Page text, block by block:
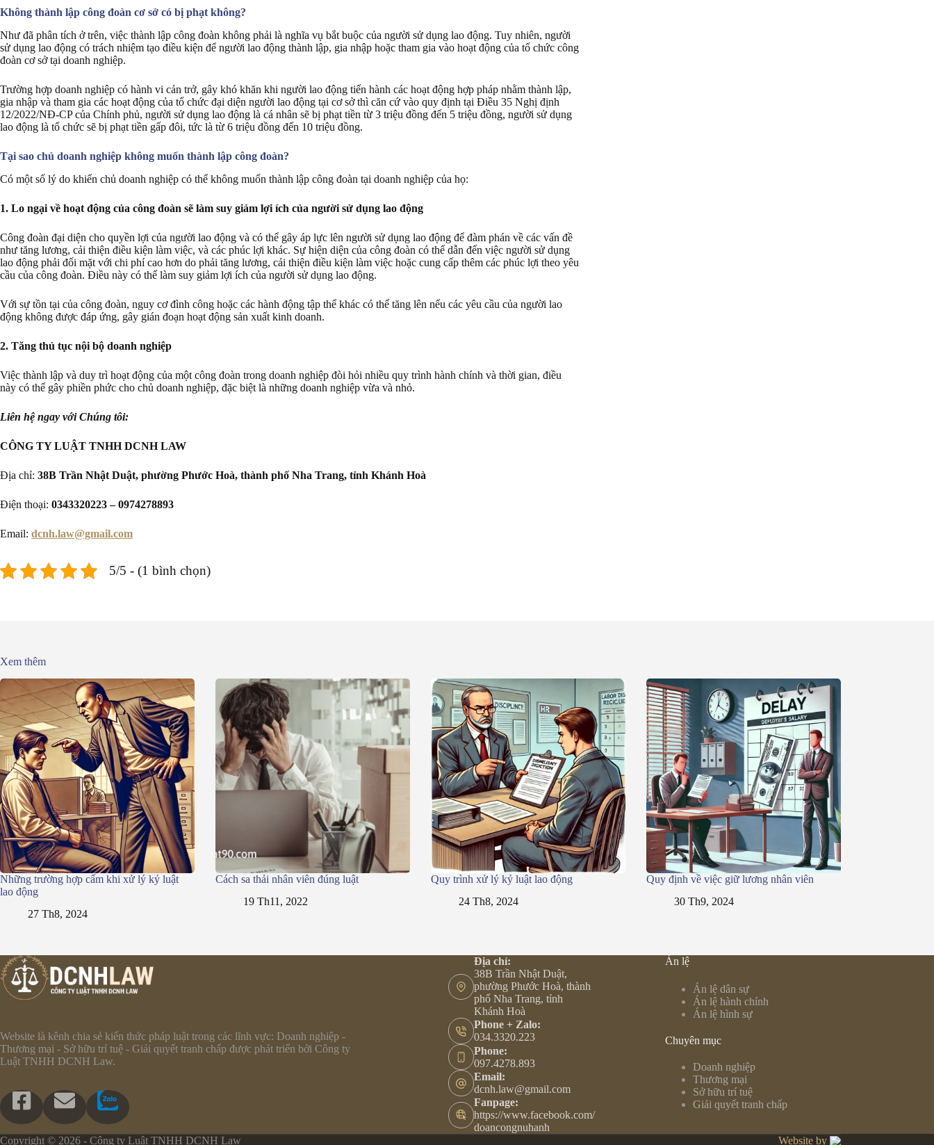
Không thành lập công đoàn cơ sở có bị phạt không?
Như đã phân tích ở trên, việc thành lập công đoàn không phải là nghĩa vụ bắt buộc của người sử dụng lao động. Tuy nhiên, người
sử dụng lao động có trách nhiệm tạo điều kiện để người lao động thành lập, gia nhập hoặc tham gia vào hoạt động của tổ chức công
đoàn cơ sở tại doanh nghiệp.
Trường hợp doanh nghiệp có hành vi cản trở, gây khó khăn khi người lao động tiến hành các hoạt động hợp pháp nhằm thành lập,
gia nhập và tham gia các hoạt động của tổ chức đại diện người lao động tại cơ sở thì căn cứ vào quy định tại Điều 35 Nghị định
12/2022/NĐ-CP của Chính phủ, người sử dụng lao động là cá nhân sẽ bị phạt tiền từ 3 triệu đồng đến 5 triệu đồng, người sử dụng
lao động là tổ chức sẽ bị phạt tiền gấp đôi, tức là từ 6 triệu đồng đến 10 triệu đồng.
Tại sao chủ doanh nghiệp không muốn thành lập công đoàn?
Có một số lý do khiến chủ doanh nghiệp có thể không muốn thành lập công đoàn tại doanh nghiệp của họ:
1. Lo ngại về hoạt động của công đoàn sẽ làm suy giảm lợi ích của người sử dụng lao động
Công đoàn đại diện cho quyền lợi của người lao động và có thể gây áp lực lên người sử dụng lao động để đàm phán về các vấn đề
như tăng lương, cải thiện điều kiện làm việc, và các phúc lợi khác. Sự hiện diện của công đoàn có thể dẫn đến việc người sử dụng
lao động phải đối mặt với chi phí cao hơn do phải tăng lương, cải thiện điều kiện làm việc hoặc cung cấp thêm các phúc lợi theo yêu
cầu của công đoàn. Điều này có thể làm suy giảm lợi ích của người sử dụng lao động.
Với sự tồn tại của công đoàn, nguy cơ đình công hoặc các hành động tập thể khác có thể tăng lên nếu các yêu cầu của người lao
động không được đáp ứng, gây gián đoạn hoạt động sản xuất kinh doanh.
2. Tăng thủ tục nội bộ doanh nghiệp
Việc thành lập và duy trì hoạt động của một công đoàn trong doanh nghiệp đòi hỏi nhiều quy trình hành chính và thời gian, điều
này có thể gây phiền phức cho chủ doanh nghiệp, đặc biệt là những doanh nghiệp vừa và nhỏ.
Liên hệ ngay với Chúng tôi:
CÔNG TY LUẬT TNHH DCNH LAW
Địa chỉ: 38B Trần Nhật Duật, phường Phước Hoà, thành phố Nha Trang, tỉnh Khánh Hoà
Điện thoại: 0343320223 – 0974278893
Email: dcnh.law@gmail.com
5/5 - (1 bình chọn)
Xem thêm
Những trường hợp cấm khi xử lý kỷ luật
lao động
27 Th8, 2024
Cách sa thải nhân viên đúng luật
19 Th11, 2022
Quy trình xử lý kỷ luật lao động
24 Th8, 2024
Quy định về việc giữ lương nhân viên
30 Th9, 2024
Website là kênh chia sẻ kiến thức pháp luật trong các lĩnh vực: Doanh nghiệp -
Thương mại - Sở hữu trí tuệ - Giải quyết tranh chấp được phát triển bởi Công ty
Luật TNHH DCNH Law.
Địa chỉ:
38B Trần Nhật Duật,
phường Phước Hoà, thành
phố Nha Trang, tỉnh
Khánh Hoà
Phone + Zalo:
034.3320.223
Phone:
097.4278.893
Email:
dcnh.law@gmail.com
Fanpage:
https://www.facebook.com/
doancongnuhanh
Án lệ
Án lệ dân sự
Án lệ hành chính
Án lệ hình sự
Chuyên mục
Doanh nghiệp
Thương mại
Sở hữu trí tuệ
Giải quyết tranh chấp
Copyright © 2026 - Công ty Luật TNHH DCNH Law Website by